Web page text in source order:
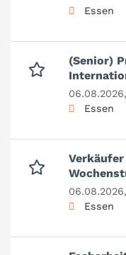
Essen
(Senior)
06.08.2026,
Essen
06.08.2026,
Essen